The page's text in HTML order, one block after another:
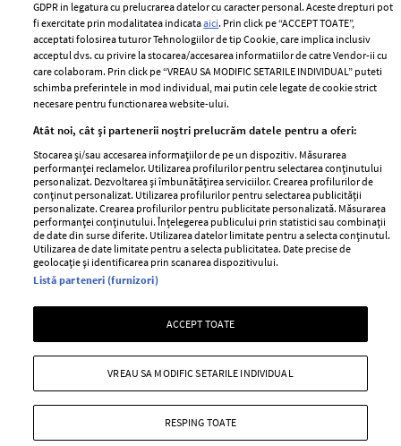
Romania
Contact
Abonamente
Politica de cookies
Publicitate
GSP
Unica
Baby
Retete
femei
Viva
Avantaje
Retete practice
Pariază responsabil! Decizia ONJN nr. 821/25.09.2025.
Jocurile de noroc sunt interzise minorilor.
Copyright © 2026 Ringier Romania SRL
GDPR in legatura cu prelucrarea datelor cu caracter personal. Aceste drepturi pot
fi exercitate prin modalitatea indicataaici. Prin click pe “ACCEPT TOATE”,
acceptati folosirea tuturor Tehnologiilor de tip Cookie, care implica inclusiv
acceptul dvs. cu privire la stocarea/accesarea informatiilor de catre Vendor-ii cu
care colaboram. Prin click pe “VREAU SA MODIFIC SETARILE INDIVIDUAL” puteti
schimba preferintele in mod individual, mai putin cele legate de cookie strict
necesare pentru functionarea website-ului.
Atât noi, cât și partenerii noștri prelucrăm datele pentru a oferi:
Stocarea și/sau accesarea informațiilor de pe un dispozitiv. Măsurarea
performanței reclamelor. Utilizarea profilurilor pentru selectarea conținutului
personalizat. Dezvoltarea și îmbunătățirea serviciilor. Crearea profilurilor de
conținut personalizat. Utilizarea profilurilor pentru selectarea publicității
personalizate. Crearea profilurilor pentru publicitate personalizată. Măsurarea
performanței conținutului. Înțelegerea publicului prin statistici sau combinații
de date din surse diferite. Utilizarea datelor limitate pentru a selecta conținutul.
Utilizarea de date limitate pentru a selecta publicitatea. Date precise de
geolocație și identificarea prin scanarea dispozitivului.
Listă parteneri (furnizori)
ACCEPT TOATE
RESPING TOATE
VREAU SA MODIFIC SETARILE INDIVIDUAL